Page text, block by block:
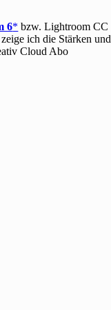
6
bzw. Lightroom CC
ich die Stärken und
Cloud Abo